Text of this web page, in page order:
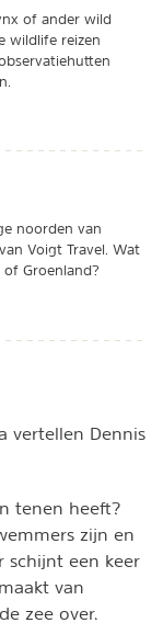
of ander wild
wildlife reizen
noorden van
Voigt Travel. Wat
of Groenland?
vertellen Dennis
tenen heeft?
zijn en
schijnt een keer
van
zee over.